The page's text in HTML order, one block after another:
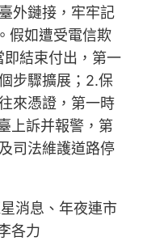
外鏈接，牢牢記
假如遭受電信欺
即結束付出，第一
步驟擴展；2.保
來憑證，第一時
上訴并報警，第
司法維護道路停
消息、年夜連市
各力